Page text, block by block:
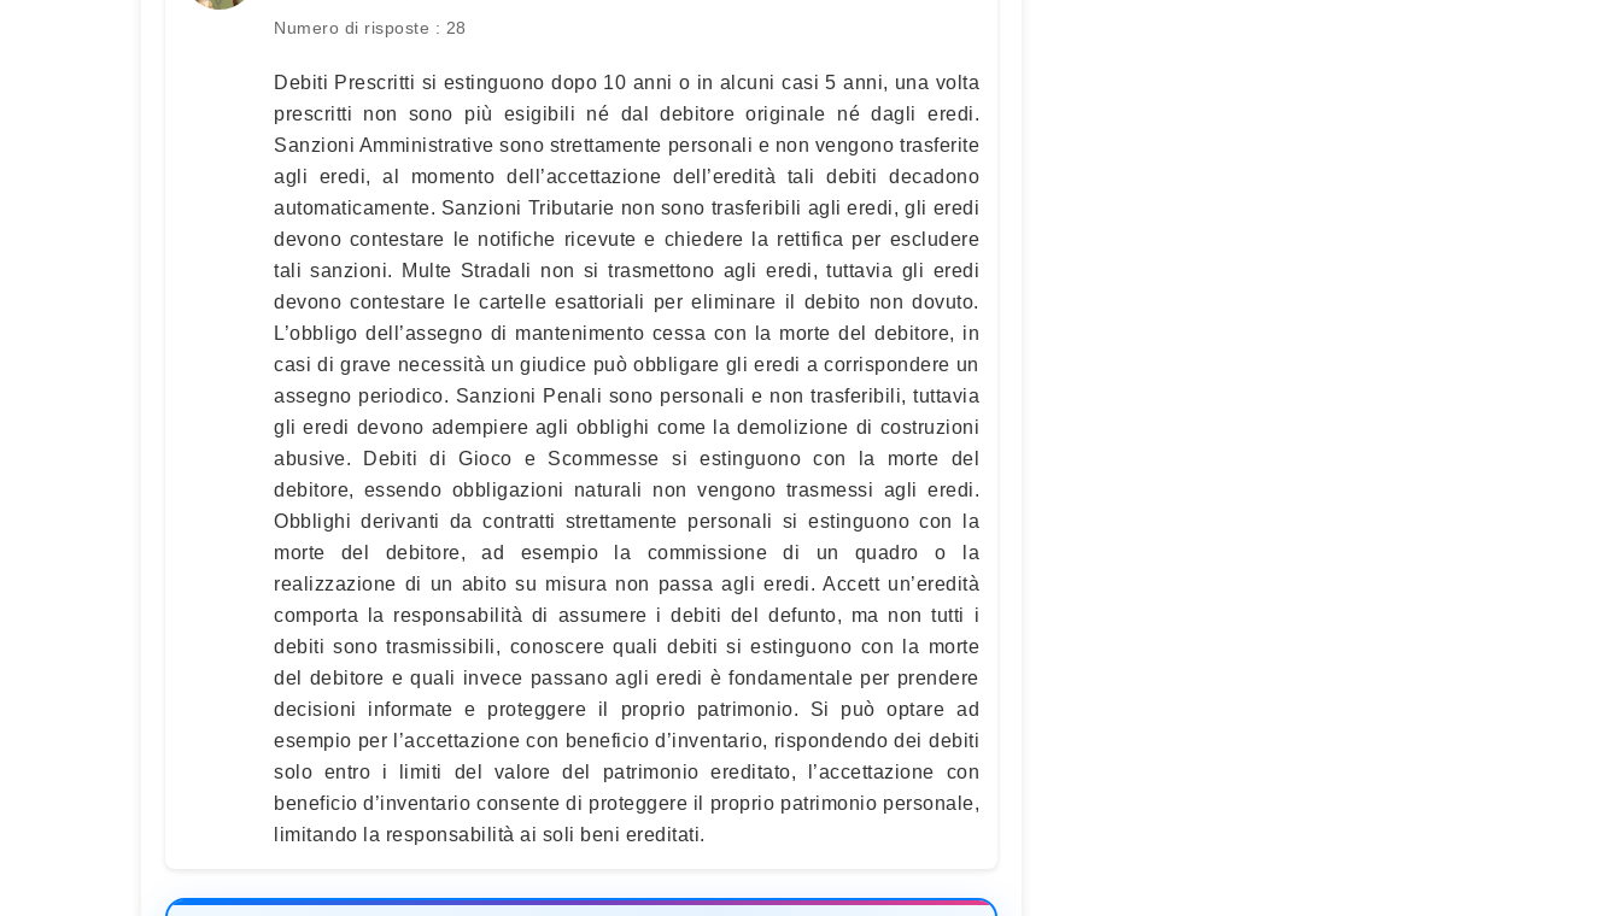
Numero di risposte : 28
Debiti Prescritti si estinguono dopo 10 anni o in alcuni casi 5 anni, una volta
prescritti non sono più esigibili né dal debitore originale né dagli eredi.
Sanzioni Amministrative sono strettamente personali e non vengono trasferite
agli eredi, al momento dell’accettazione dell’eredità tali debiti decadono
automaticamente. Sanzioni Tributarie non sono trasferibili agli eredi, gli eredi
devono contestare le notifiche ricevute e chiedere la rettifica per escludere
tali sanzioni. Multe Stradali non si trasmettono agli eredi, tuttavia gli eredi
devono contestare le cartelle esattoriali per eliminare il debito non dovuto.
L’obbligo dell’assegno di mantenimento cessa con la morte del debitore, in
casi di grave necessità un giudice può obbligare gli eredi a corrispondere un
assegno periodico. Sanzioni Penali sono personali e non trasferibili, tuttavia
gli eredi devono adempiere agli obblighi come la demolizione di costruzioni
abusive. Debiti di Gioco e Scommesse si estinguono con la morte del
debitore, essendo obbligazioni naturali non vengono trasmessi agli eredi.
Obblighi derivanti da contratti strettamente personali si estinguono con la
morte del debitore, ad esempio la commissione di un quadro o la
realizzazione di un abito su misura non passa agli eredi. Accett un’eredità
comporta la responsabilità di assumere i debiti del defunto, ma non tutti i
debiti sono trasmissibili, conoscere quali debiti si estinguono con la morte
del debitore e quali invece passano agli eredi è fondamentale per prendere
decisioni informate e proteggere il proprio patrimonio. Si può optare ad
esempio per l’accettazione con beneficio d’inventario, rispondendo dei debiti
solo entro i limiti del valore del patrimonio ereditato, l’accettazione con
beneficio d’inventario consente di proteggere il proprio patrimonio personale,
limitando la responsabilità ai soli beni ereditati.